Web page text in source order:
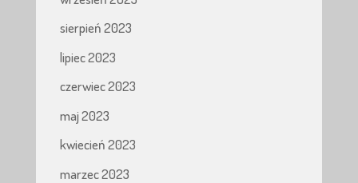
sierpień 2023
lipiec 2023
czerwiec 2023
maj 2023
kwiecień 2023
marzec 2023